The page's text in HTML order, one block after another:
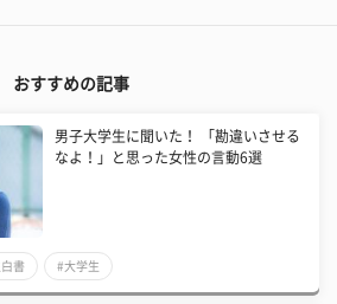
おすすめの記事
男子大学生に聞いた！ 「勘違いさせる
なよ！」と思った女性の言動6選
書 #大学生